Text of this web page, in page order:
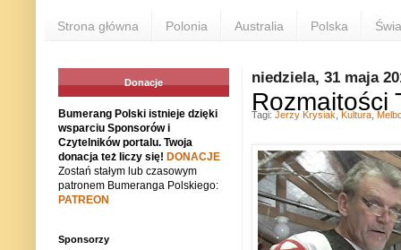
Strona główna Polonia Australia Polska
niedziela, 31 maja
Rozmaitości
Tagi: Jerzy Krysiak Kultura
Donacje
Bumerang Polski istnieje dzięki
wsparciu Sponsorów i
Czytelników portalu. Twoja
donacja też liczy się! DONACJE
Zostań stałym lub czasowym
patronem Bumeranga Polskiego:
PATREON
Sponsorzy